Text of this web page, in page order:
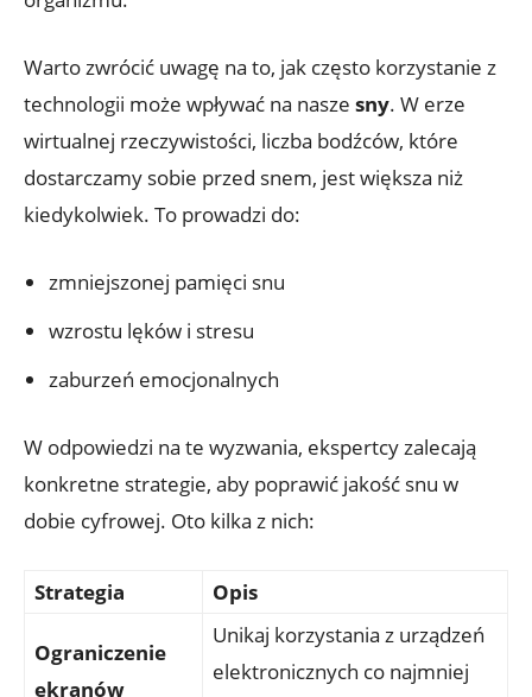
Warto zwrócić uwagę na to, jak często korzystanie z
technologii może wpływać na nasze sny. W erze
wirtualnej rzeczywistości, liczba bodźców, które
dostarczamy sobie przed snem, jest większa niż
kiedykolwiek. To prowadzi do:
zmniejszonej pamięci snu
wzrostu lęków i stresu
zaburzeń emocjonalnych
W odpowiedzi na te wyzwania, ekspertcy zalecają
konkretne strategie, aby poprawić jakość snu w
dobie cyfrowej. Oto kilka z nich:
Strategia Opis
Ograniczenie
ekranów
Unikaj korzystania z urządzeń
elektronicznych co najmniej